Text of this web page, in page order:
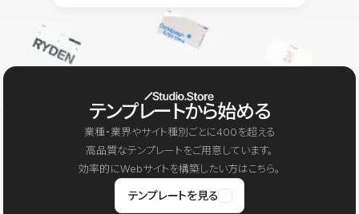
テンプレートから始める
業種・業界やサイト種別ごとに400を超える
高品質なテンプレートをご用意しています。
効率的にWebサイトを構築したい方はこちら。
テンプレートを見る